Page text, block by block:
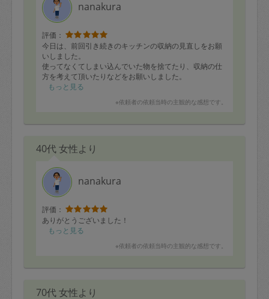
nanakura
評価：
今日は、前回引き続きのキッチンの収納の見直しをお願
いしました。
使ってなくてしまい込んでいた物を捨てたり、収納の仕
方を考えて頂いたりなどをお願いしました。
世代もあるのでしょうが、捨てられなくて物が増える傾
てきたように思います。
収まってきたように思います。
す。
ありがとうございます。
もっと見る
※依頼者の依頼当時の主観的な感想です。
40代 女性より
nanakura
評価：
ありがとうございました！
もっと見る
※依頼者の依頼当時の主観的な感想です。
70代 女性より